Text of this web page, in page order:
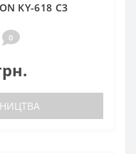
KY-618 С3
0